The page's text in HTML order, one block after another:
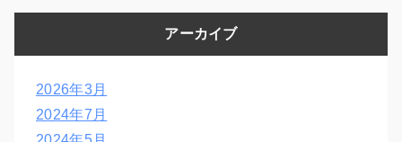
アーカイブ
2026年3月
2024年7月